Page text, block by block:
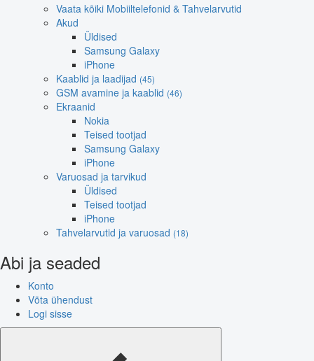
Vaata kõiki Mobiiltelefonid & Tahvelarvutid
Akud
Üldised
Samsung Galaxy
iPhone
Kaablid ja laadijad (45)
GSM avamine ja kaablid (46)
Ekraanid
Nokia
Teised tootjad
Samsung Galaxy
iPhone
Varuosad ja tarvikud
Üldised
Teised tootjad
iPhone
Tahvelarvutid ja varuosad (18)
Abi ja seaded
Konto
Võta ühendust
Logi sisse